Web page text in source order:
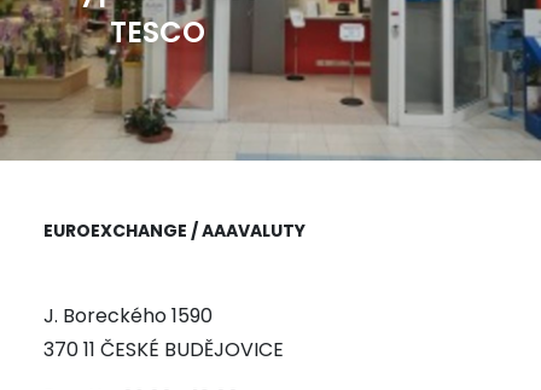
TESCO
EUROEXCHANGE / AAAVALUTY
J. Boreckého 1590
370 11 ČESKÉ BUDĚJOVICE